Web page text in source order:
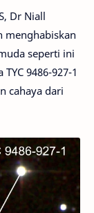
Dr Niall
menghabiskan
seperti ini
9486-927-1
cahaya dari